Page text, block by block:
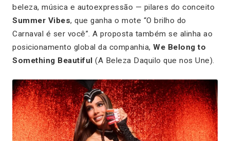
beleza, música e autoexpressão — pilares do conceito
Summer Vibes, que ganha o mote “O brilho do
Carnaval é ser você”. A proposta também se alinha ao
posicionamento global da companhia, We Belong to
Something Beautiful (A Beleza Daquilo que nos Une).